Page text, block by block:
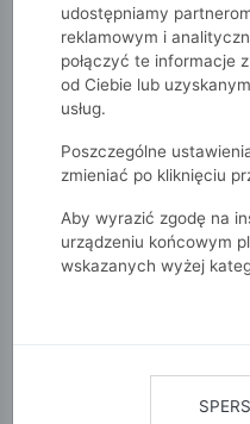
Monnari Zobacz
Sweter damski ze
udostępniamy
reklamowym i
połączyć te informacje
od Ciebie lub
usług.
Poszczególne
zmieniać po kliknięciu
Aby wyrazić zgodę na
urządzeniu końcowym
wskazanych wyżej